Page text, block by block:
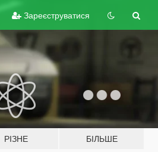
Зареєструватися
РІЗНЕ БІЛЬШЕ